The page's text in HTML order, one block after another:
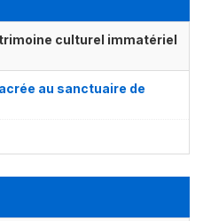
culturel immatériel
au sanctuaire de